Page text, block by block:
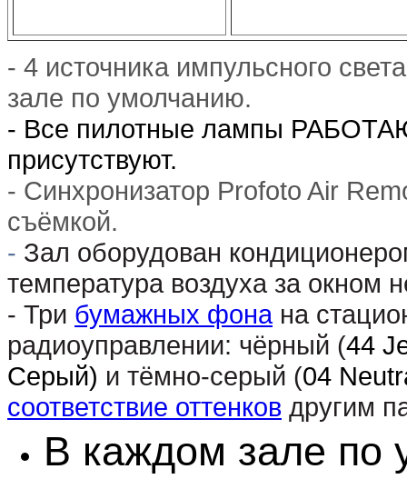
- 4 источника импульсного
зале по умолчанию.
- Все пилотные лампы
присутствуют.
- Синхронизатор Profoto Air
съёмкой.
- Зал оборудован
температура воздуха за окном
- Три бумажных фонана
радиоуправлении: чёрный (44
Серый) и тёмно-серый (04
соответствие оттенков другим
В каждом зале по